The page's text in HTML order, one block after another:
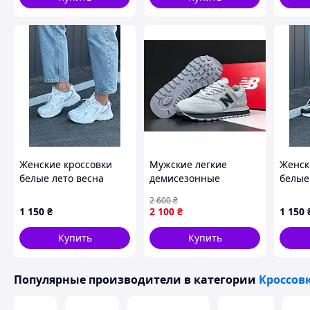
Женские кроссовки
белые лето весна
1 150 ₴
Купить
Мужские легкие
демисезонные
Balance 574
натуральный замш
серые
2 100 ₴
2 600₴
Купить
1 150
Популярные производители в категории